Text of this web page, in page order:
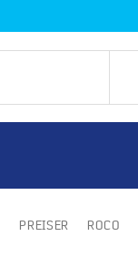
PREISER ROCO